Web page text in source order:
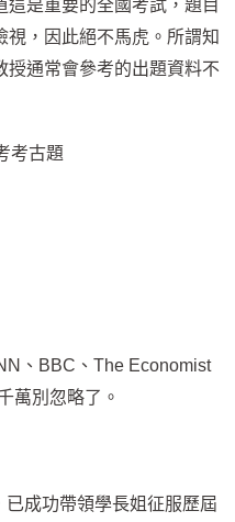
是重要的全國考試，題目
，因此絕不馬虎。所謂知
授通常會參考的出題資料不
考古題
、BBC、The Economist
萬別忽略了。
成功帶領學長姐征服歷屆